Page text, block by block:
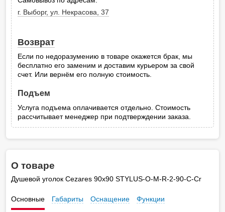
г. Выборг, ул. Некрасова, 37
Возврат
Если по недоразумению в товаре окажется брак, мы
бесплатно его заменим и доставим курьером за свой
счет. Или вернём его полную стоимость.
Подъем
Услуга подъема оплачивается отдельно. Стоимость
рассчитывает менеджер при подтверждении заказа.
О товаре
Душевой уголок Cezares 90х90 STYLUS-O-M-R-2-90-C-Cr
Основные Габариты Оснащение Функции